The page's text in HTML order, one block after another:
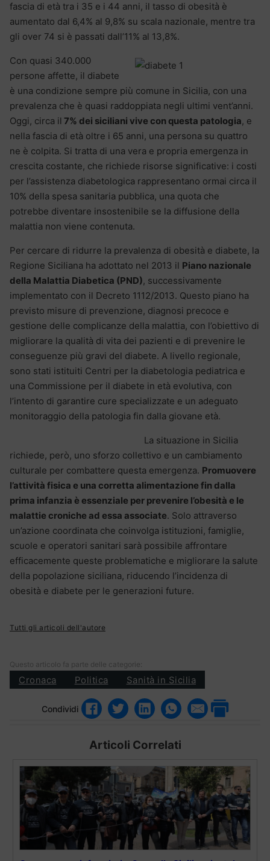
fascia di età tra i 35 e i 44 anni, il tasso di obesità è
aumentato dal 6,4% al 9,8% su scala nazionale, mentre tra
gli over 74 si è passati dall’11% al 13,8%.
Con quasi 340.000
persone affette, il diabete
è una condizione sempre più comune in Sicilia, con una
prevalenza che è quasi raddoppiata negli ultimi vent’anni.
Oggi, circa il 7% dei siciliani vive con questa patologia, e
nella fascia di età oltre i 65 anni, una persona su quattro
ne è colpita. Si tratta di una vera e propria emergenza in
crescita costante, che richiede risorse significative: i costi
per l’assistenza diabetologica rappresentano ormai circa il
10% della spesa sanitaria pubblica, una quota che
potrebbe diventare insostenibile se la diffusione della
malattia non viene contenuta.
Per cercare di ridurre la prevalenza di obesità e diabete, la
Regione Siciliana ha adottato nel 2013 il Piano nazionale
della Malattia Diabetica (PND), successivamente
implementato con il Decreto 1112/2013. Questo piano ha
previsto misure di prevenzione, diagnosi precoce e
gestione delle complicanze della malattia, con l’obiettivo di
migliorare la qualità di vita dei pazienti e di prevenire le
conseguenze più gravi del diabete. A livello regionale,
sono stati istituiti Centri per la diabetologia pediatrica e
una Commissione per il diabete in età evolutiva, con
l’intento di garantire cure specializzate e un adeguato
monitoraggio della patologia fin dalla giovane età.
La situazione in Sicilia
richiede, però, uno sforzo collettivo e un cambiamento
culturale per combattere questa emergenza. Promuovere
l’attività fisica e una corretta alimentazione fin dalla
prima infanzia è essenziale per prevenire l’obesità e le
malattie croniche ad essa associate. Solo attraverso
un’azione coordinata che coinvolga istituzioni, famiglie,
scuole e operatori sanitari sarà possibile affrontare
efficacemente queste problematiche e migliorare la salute
della popolazione siciliana, riducendo l’incidenza di
obesità e diabete per le generazioni future.
Tutti gli articoli dell'autore
Questo articolo fa parte delle categorie:
Cronaca Politica Sanità in Sicilia
Condividi
Articoli Correlati